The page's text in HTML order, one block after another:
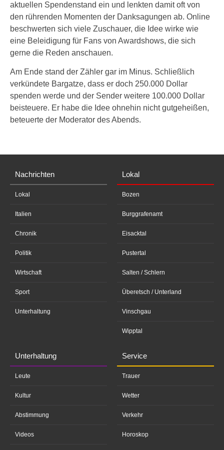
aktuellen Spendenstand ein und lenkten damit oft von
den rührenden Momenten der Danksagungen ab. Online
beschwerten sich viele Zuschauer, die Idee wirke wie
eine Beleidigung für Fans von Awardshows, die sich
gerne die Reden anschauen.
Am Ende stand der Zähler gar im Minus. Schließlich
verkündete Bargatze, dass er doch 250.000 Dollar
spenden werde und der Sender weitere 100.000 Dollar
beisteuere. Er habe die Idee ohnehin nicht gutgeheißen,
beteuerte der Moderator des Abends.
Nachrichten
Lokal
Italien
Chronik
Politik
Wirtschaft
Sport
Unterhaltung
Lokal
Bozen
Burggrafenamt
Eisacktal
Pustertal
Salten / Schlern
Überetsch / Unterland
Vinschgau
Wipptal
Unterhaltung
Leute
Kultur
Abstimmung
Videos
Service
Trauer
Wetter
Verkehr
Horoskop